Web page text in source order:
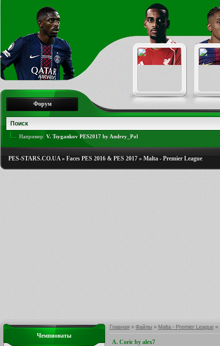
Форум
Например: V. Tsygankov PES2017 by Andrey_Pol
PES-STARS.CO.UA» Faces PES 2016 & PES 2017 » Malta - Premier League
Главная » Файлы » Malta - Premier League »
A. Coric by alex7
Чемпионаты